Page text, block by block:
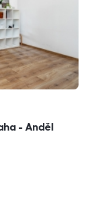
- Anděl